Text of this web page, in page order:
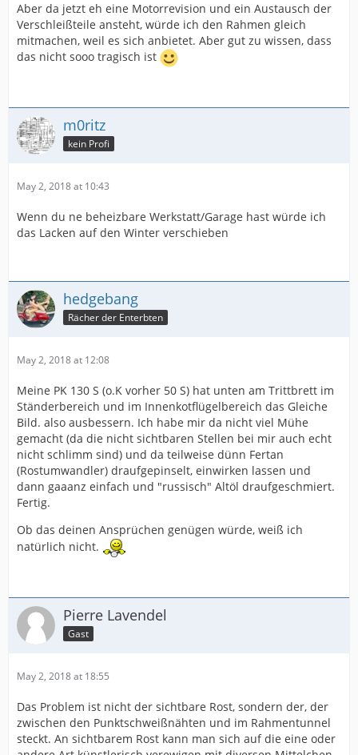
Aber da jetzt eh eine Motorrevision und ein Austausch der
Verschleißteile ansteht, würde ich den Rahmen gleich
mitmachen, weil es sich anbietet. Aber gut zu wissen, dass
das nicht sooo tragisch ist
m0ritz
kein Profi
May 2, 2018 at 10:43
Wenn du ne beheizbare Werkstatt/Garage hast würde ich
das Lacken auf den Winter verschieben
hedgebang
Rächer der Enterbten
May 2, 2018 at 12:08
Meine PK 130 S (o.K vorher 50 S) hat unten am Trittbrett im
Ständerbereich und im Innenkotflügelbereich das Gleiche
Bild. also ausbessern. Ich habe mir da nicht viel Mühe
gemacht (da die nicht sichtbaren Stellen bei mir auch echt
nicht schlimm sind) und da teilweise dünn Fertan
(Rostumwandler) draufgepinselt, einwirken lassen und
dann gaaanz einfach und "russisch" Altöl draufgeschmiert.
Fertig.
Ob das deinen Ansprüchen genügen würde, weiß ich
natürlich nicht.
Pierre Lavendel
Gast
May 2, 2018 at 18:55
Das Problem ist nicht der sichtbare Rost, sondern der, der
zwischen den Punktschweißnähten und im Rahmentunnel
steckt. An sichtbarem Rost kann man sich auf die eine oder